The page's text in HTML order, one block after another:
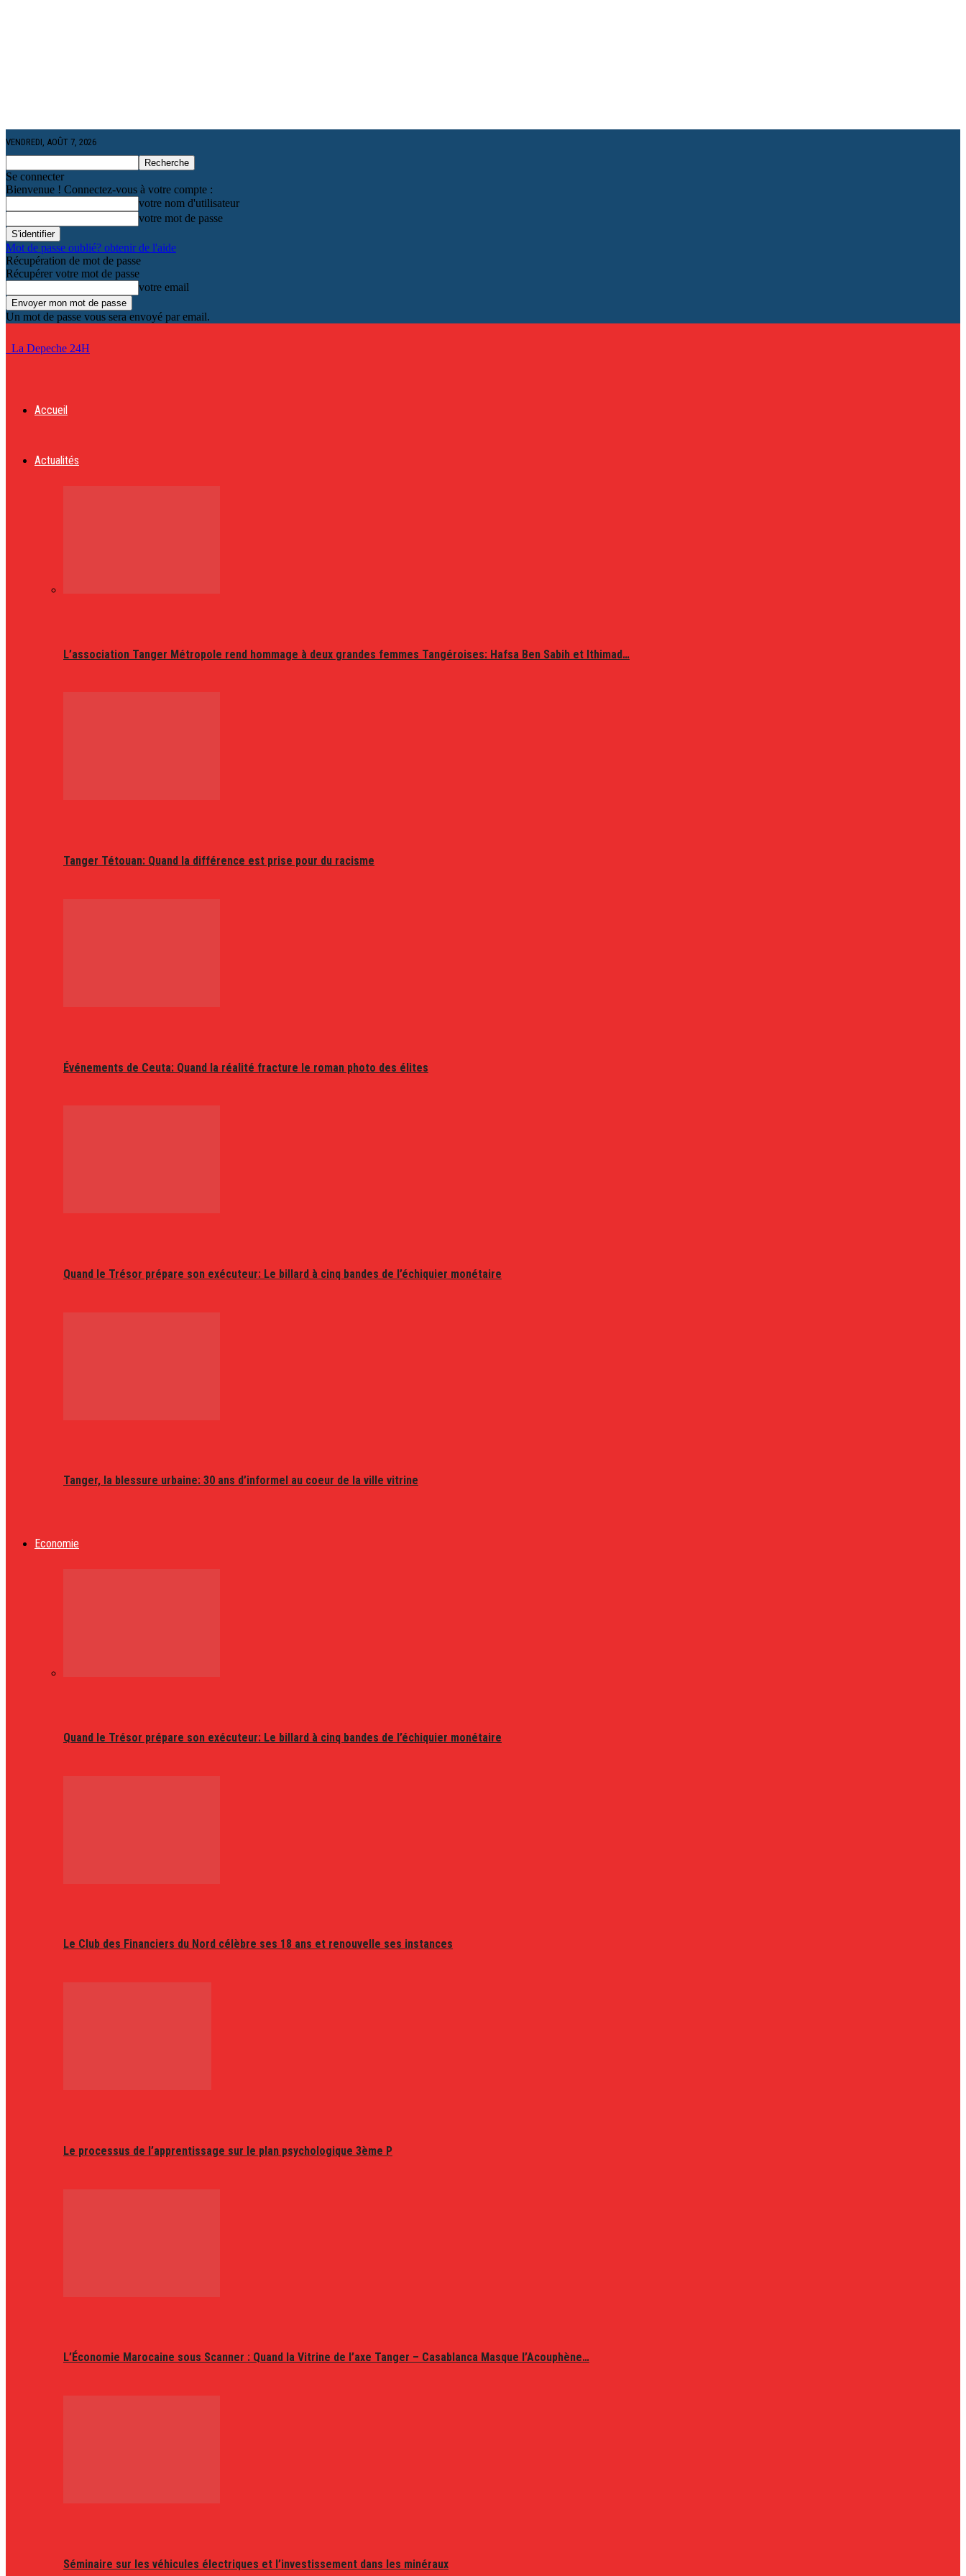
VENDREDI, AOÛT 7, 2026
Se connecter
Bienvenue ! Connectez-vous à votre compte :
votre nom d'utilisateur
votre mot de passe
Mot de passe oublié? obtenir de l'aide
Récupération de mot de passe
Récupérer votre mot de passe
votre email
Un mot de passe vous sera envoyé par email.
La Depeche 24H
Accueil
Actualités
L’association Tanger Métropole rend hommage à deux grandes femmes Tangéroises: Hafsa Ben Sabih et Ithimad…
Tanger Tétouan: Quand la différence est prise pour du racisme
Événements de Ceuta: Quand la réalité fracture le roman photo des élites
Quand le Trésor prépare son exécuteur: Le billard à cinq bandes de l’échiquier monétaire
Tanger, la blessure urbaine: 30 ans d’informel au coeur de la ville vitrine
Economie
Quand le Trésor prépare son exécuteur: Le billard à cinq bandes de l’échiquier monétaire
Le Club des Financiers du Nord célèbre ses 18 ans et renouvelle ses instances
Le processus de l’apprentissage sur le plan psychologique 3ème P
L’Économie Marocaine sous Scanner : Quand la Vitrine de l’axe Tanger – Casablanca Masque l’Acouphène…
Séminaire sur les véhicules électriques et l’investissement dans les minéraux